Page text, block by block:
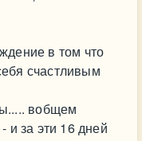
в том что
счастливым
вобщем
и за эти 16 дней